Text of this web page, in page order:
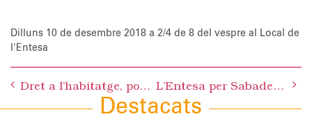
Dilluns 10 de desembre 2018 a 2/4 de 8 del vespre al Local de
l'Entesa
navigation
Dret a l’habitatge, podrem viure de lloguer? i què fan les administracions? L’Entesa per Sabadell celebra la retirada de l’ERO a la plantilla d’SMATSA i demana fermesa al govern municipal davant els embats de l’empresa
Destacats